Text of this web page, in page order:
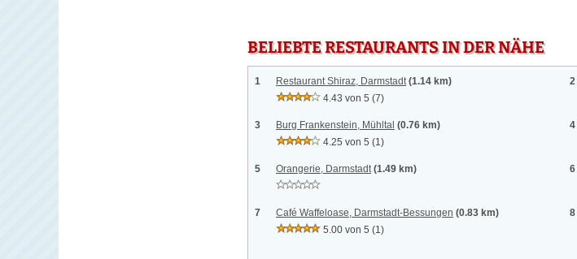
BELIEBTE RESTAURANTS IN DER NÄHE
1 Restaurant Shiraz, Darmstadt (1.14 km)
4.43 von 5 (7)
2
3 Burg Frankenstein, Mühltal (0.76 km)
4.25 von 5 (1)
4
5 Orangerie, Darmstadt (1.49 km) 6
7 Café Waffeloase, Darmstadt-Bessungen (0.83 km)
5.00 von 5 (1)
8